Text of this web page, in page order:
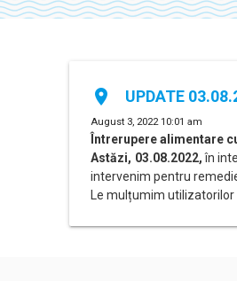
place UPDATE
August 3, 2022 10:01 am
Întrerupere alimentare
Astăzi, 03.08.2022,în
intervenim pentru
Le mulțumim utilizatorilor